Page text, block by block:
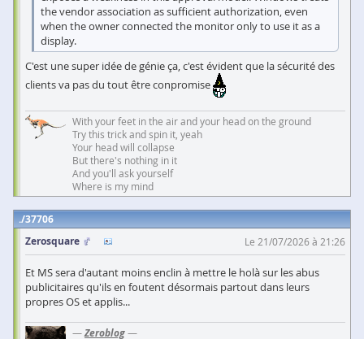
the vendor association as sufficient authorization, even
when the owner connected the monitor only to use it as a
display.
C'est une super idée de génie ça, c'est évident que la sécurité des
clients va pas du tout être conpromise
With your feet in the air and your head on the ground
Try this trick and spin it, yeah
Your head will collapse
But there's nothing in it
And you'll ask yourself
Where is my mind
37706
Zerosquare
Le 21/07/2026 à 21:26
Et MS sera d'autant moins enclin à mettre le holà sur les abus
publicitaires qu'ils en foutent désormais partout dans leurs
propres OS et applis...
—Zeroblog—